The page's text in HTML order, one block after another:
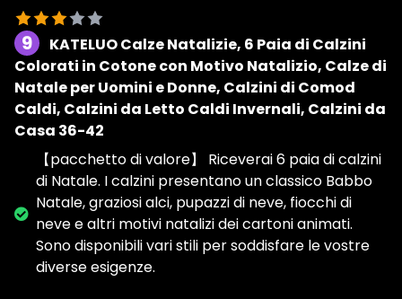
9
KATELUO Calze Natalizie, 6 Paia di Calzini
Colorati in Cotone con Motivo Natalizio, Calze di
Natale per Uomini e Donne, Calzini di Comod
Caldi, Calzini da Letto Caldi Invernali, Calzini da
Casa 36-42
【pacchetto di valore】 Riceverai 6 paia di calzini
di Natale. I calzini presentano un classico Babbo
Natale, graziosi alci, pupazzi di neve, fiocchi di
neve e altri motivi natalizi dei cartoni animati.
Sono disponibili vari stili per soddisfare le vostre
diverse esigenze.